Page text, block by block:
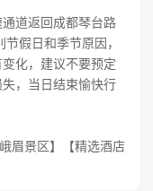
道返回成都琴台路
假日和季节原因，
化，建议不要预定
，当日结束愉快行
眉景区】【精选酒店